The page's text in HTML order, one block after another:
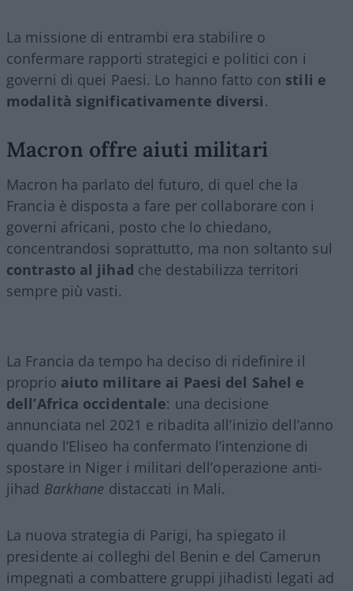
La missione di entrambi era stabilire o
confermare rapporti strategici e politici con i
governi di quei Paesi. Lo hanno fatto con stili e
modalità significativamente diversi.
Macron offre aiuti militari
Macron ha parlato del futuro, di quel che la
Francia è disposta a fare per collaborare con i
governi africani, posto che lo chiedano,
concentrandosi soprattutto, ma non soltanto sul
contrasto al jihad che destabilizza territori
sempre più vasti.
La Francia da tempo ha deciso di ridefinire il
proprio aiuto militare ai Paesi del Sahel e
dell’Africa occidentale: una decisione
annunciata nel 2021 e ribadita all’inizio dell’anno
quando l’Eliseo ha confermato l’intenzione di
spostare in Niger i militari dell’operazione anti-
jihad Barkhane distaccati in Mali.
La nuova strategia di Parigi, ha spiegato il
presidente ai colleghi del Benin e del Camerun
impegnati a combattere gruppi jihadisti legati ad